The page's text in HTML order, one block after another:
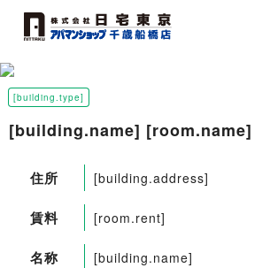
[building.type]
[building.name] [room.name]
住所 [building.address]
賃料 [room.rent]
名称 [building.name]